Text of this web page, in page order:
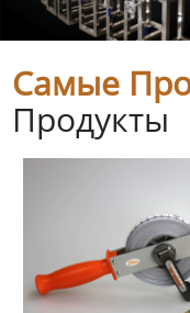
Самые
Продукты